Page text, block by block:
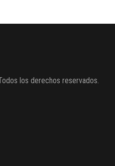
los derechos reservados.